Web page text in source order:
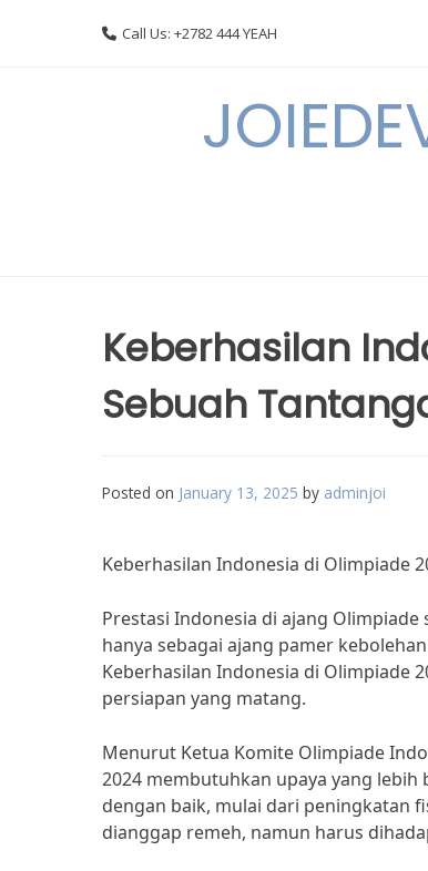
Call Us: +2782 444 YEAH
Keberhasilan
Sebuah
Posted on January 13, 2025 by adminjoi
Keberhasilan Indonesia di Olimpiade
Prestasi Indonesia di ajang
hanya sebagai ajang pamer
Keberhasilan Indonesia di Olimpiade
persiapan yang matang.
Menurut Ketua Komite Olimpiade
2024 membutuhkan upaya yang
dengan baik, mulai dari peningkatan
dianggap remeh, namun harus